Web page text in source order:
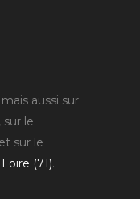
mais aussi sur
, sur le
et sur le
(71).